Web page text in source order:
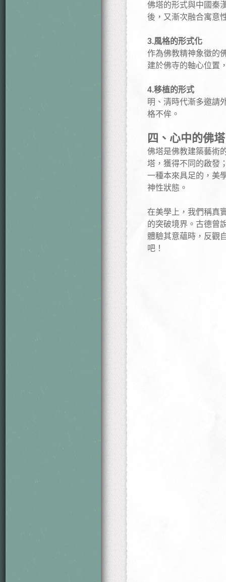
佛塔的形式與中國秦
後，又漸次融合寓意
3.風格的形式化
作為佛教精神象徵的
建於佛寺的軸心位置
4.移植的形式
明、清時代漸多邀請
格不侔。
四、心中的佛塔
佛塔是佛教建築藝術
塔，獲得不同的啟發
一種本來具足的，美
神性狀態。
在美學上，我們稱真
的突破境界。古德曾
體驗其意蘊時，反觀
吧！